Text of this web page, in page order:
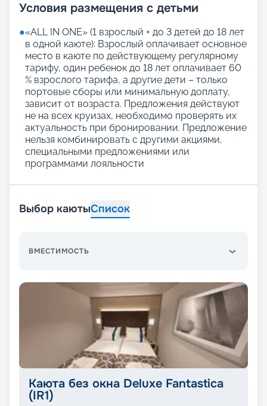
Условия размещения с детьми
●«АLL IN ONE» (1 взрослый + до 3 детей до 18 лет
в одной каюте): Взрослый оплачивает основное
место в каюте по действующему регулярному
тарифу, один ребенок до 18 лет оплачивает 60
% взрослого тарифа, а другие дети – только
портовые сборы или минимальную доплату,
зависит от возраста. Предложения действуют
не на всех круизах, необходимо проверять их
актуальность при бронировании. Предложение
нельзя комбинировать с другими акциями,
специальными предложениями или
программами лояльности
Выбор каютыСписок
ВМЕСТИМОСТЬ
Каюта без окна Deluxe Fantastica
(IR1)